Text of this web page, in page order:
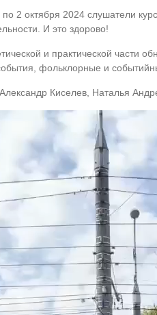
2 октября 2024 слушатели
И это здорово!
и практической части
фольклорные и
Киселев, Наталья